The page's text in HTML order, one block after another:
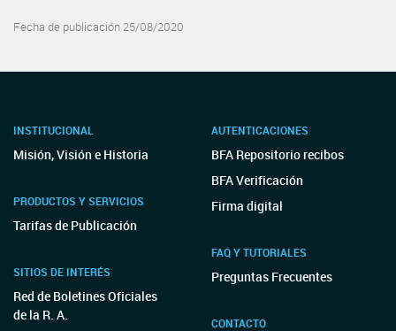
Fecha de publicación 25/08/2020
INSTITUCIONAL
Misión, Visión e Historia
PRODUCTOS Y SERVICIOS
Tarifas de Publicación
SITIOS DE INTERÉS
Red de Boletines Oficiales
de la R. A.
AUTENTICACIONES
BFA Repositorio recibos
BFA Verificación
Firma digital
FAQ Y TUTORIALES
Preguntas Frecuentes
CONTACTO